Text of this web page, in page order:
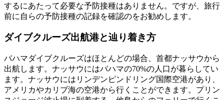
するにあたって必要な予防接種はありません。ですが、旅行
前に自らの予防接種の記録を確認のをお勧めします。
ダイブクルーズ出航港と辿り着き方
バハマダイブクルーズはほとんどの場合、首都ナッサウから
出航します。ナッサウにはバハマの70%の人口が暮らしてい
ます。ナッサウにはリンデンピンドリング国際空港があり、
アメリカやカリブ海の空港から行くことができます。プリン